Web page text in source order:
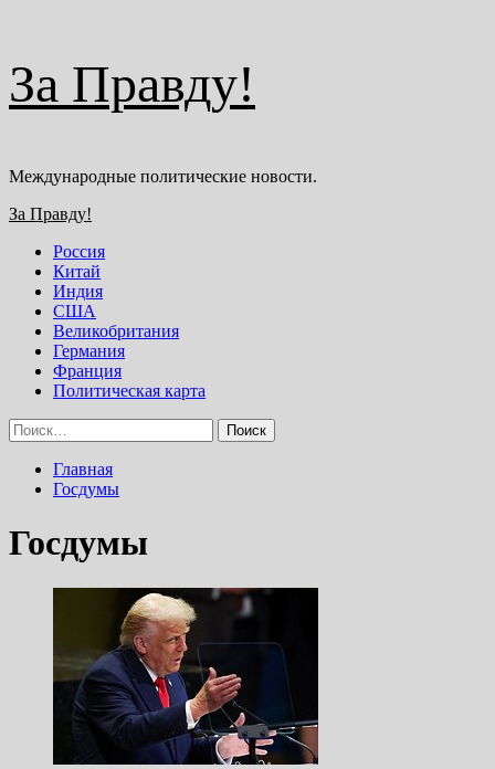
к
содержимому
За Правду!
Международные политические новости.
Основное
За Правду!
Россия
Китай
Индия
США
Великобритания
Германия
Франция
Политическая карта
Найти:
Главная
Госдумы
Госдумы